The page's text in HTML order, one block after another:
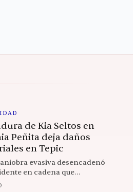
de Kia Seltos en
Peñita deja daños
en Tepic
evasiva desencadenó
en cadena que
tres vehículos;